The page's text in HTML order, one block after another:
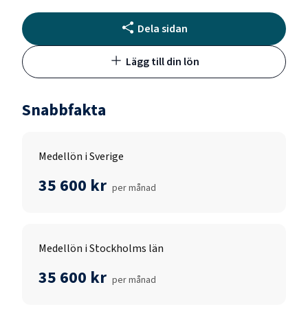
Dela sidan
Lägg till din lön
Snabbfakta
Medellön i Sverige
35 600 kr per månad
Medellön i Stockholms län
35 600 kr per månad